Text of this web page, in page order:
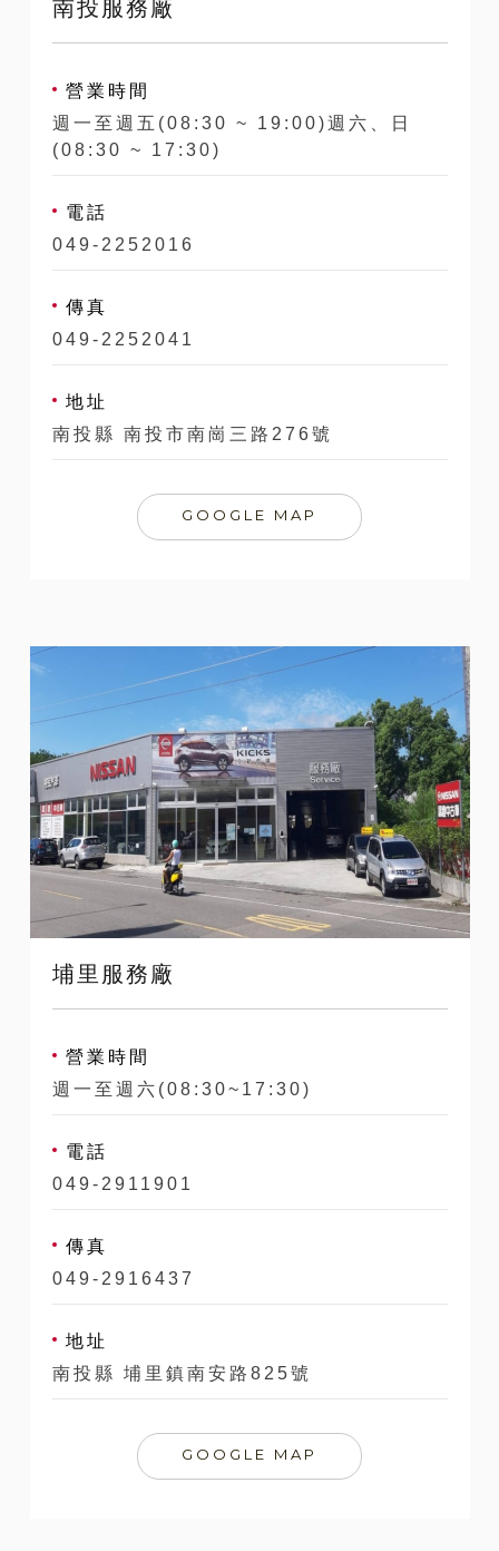
南投服務廠
營業時間
週一至週五(08:30 ~ 19:00)週六、日
(08:30 ~ 17:30)
電話
049-2252016
傳真
049-2252041
地址
南投縣 南投市南崗三路276號
GOOGLE MAP
埔里服務廠
營業時間
週一至週六(08:30~17:30)
電話
049-2911901
傳真
049-2916437
地址
南投縣 埔里鎮南安路825號
GOOGLE MAP